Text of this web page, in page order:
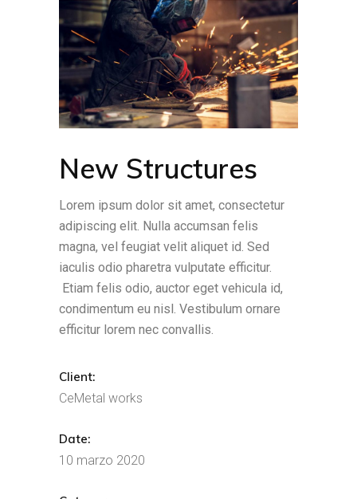
New Structures
Lorem ipsum dolor sit amet, consectetur
adipiscing elit. Nulla accumsan felis
magna, vel feugiat velit aliquet id. Sed
iaculis odio pharetra vulputate efficitur.
Etiam felis odio, auctor eget vehicula id,
condimentum eu nisl. Vestibulum ornare
efficitur lorem nec convallis.
Client:
CeMetal works
Date:
10 marzo 2020